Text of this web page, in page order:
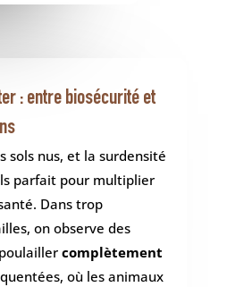
: entre biosécurité et
sols nus, et la surdensité
parfait pour multiplier
Dans trop
on observe des
complètement
où les animaux